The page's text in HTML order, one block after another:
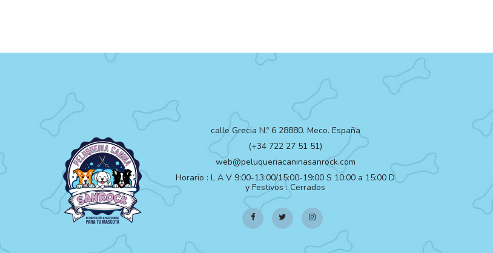
calle Grecia N.º 6 28880. Meco. España
(+34 722 27 51 51)
web@peluqueriacaninasanrock.com
Horario : L A V 9:00-13:00/15:00-19:00 S 10:00 a 15:00 D
y Festivos : Cerrados